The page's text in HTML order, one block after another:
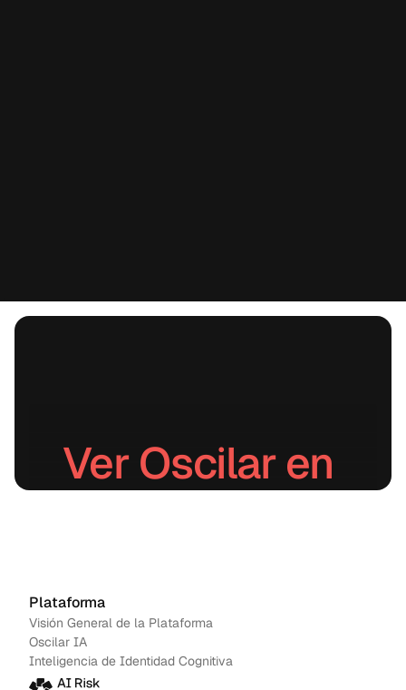
Ver Oscilar en
Plataforma
Visión General de la Plataforma
Oscilar IA
Inteligencia de Identidad Cognitiva